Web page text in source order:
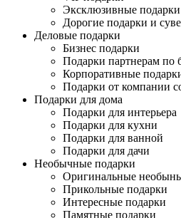
Эксклюзивные
Дорогие подарки и
Деловые подарки
Бизнес подарки
Подарки партнерам по
Корпоративные
Подарки от компании
Подарки для дома
Подарки для интерьера
Подарки для кухни
Подарки для ванной
Подарки для дачи
Необычные подарки
Оригинальные
Прикольные подарки
Интересные подарки
Памятные подарки